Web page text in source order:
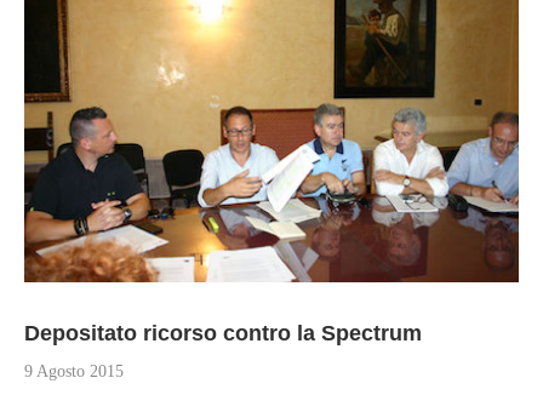
Depositato ricorso contro la Spectrum
9 Agosto 2015